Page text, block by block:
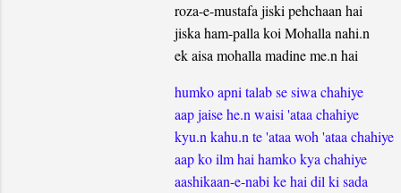
roza-e-mustafa jiski pehchaan hai
jiska ham-palla koi Mohalla nahi.n
ek aisa mohalla madine me.n hai
humko apni talab se siwa chahiye
aap jaise he.n waisi 'ataa chahiye
kyu.n kahu.n te 'ataa woh 'ataa chahiye
aap ko ilm hai hamko kya chahiye
aashikaan-e-nabi ke hai dil ki sada